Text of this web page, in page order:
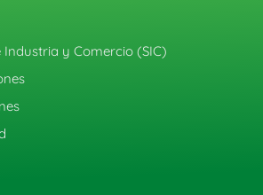
y Comercio (SIC)